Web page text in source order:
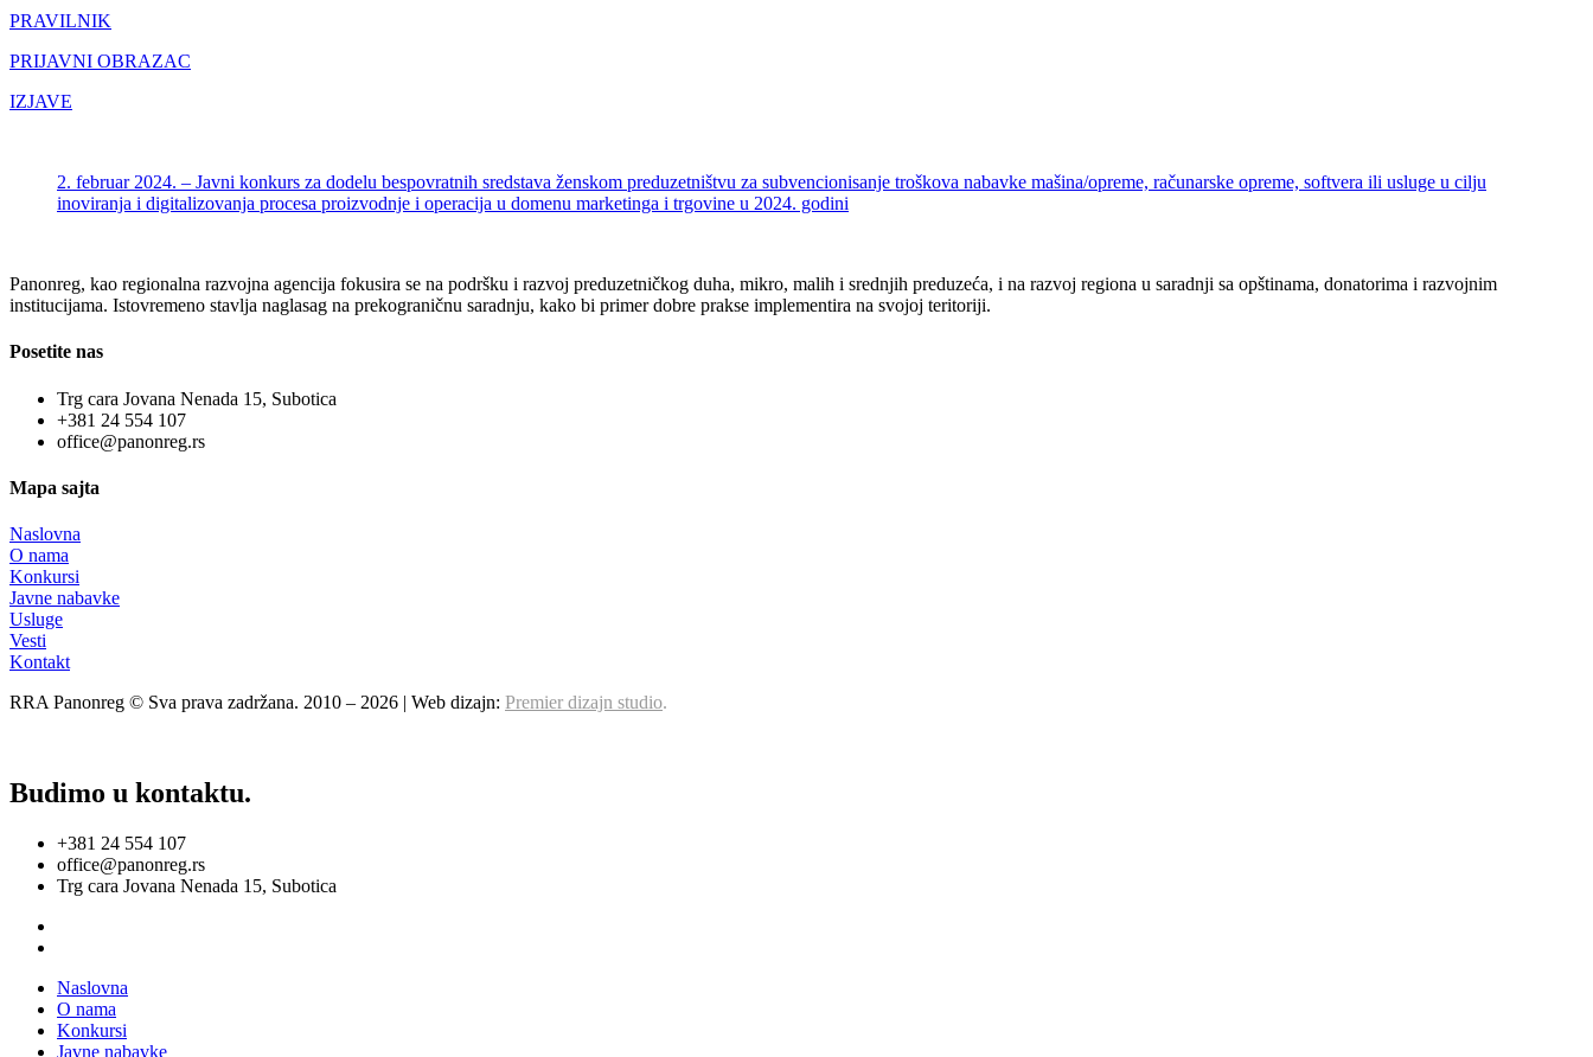
PRAVILNIK
PRIJAVNI OBRAZAC
IZJAVE
2. februar 2024. – Javni konkurs za dodelu bespovratnih sredstava ženskom preduzetništvu za subvencionisanje troškova nabavke mašina/opreme, računarske opreme, softvera ili usluge u cilju
inoviranja i digitalizovanja procesa proizvodnje i operacija u domenu marketinga i trgovine u 2024. godini
Panonreg, kao regionalna razvojna agencija fokusira se na podršku i razvoj preduzetničkog duha, mikro, malih i srednjih preduzeća, i na razvoj regiona u saradnji sa opštinama, donatorima i razvojnim
institucijama. Istovremeno stavlja naglasag na prekograničnu saradnju, kako bi primer dobre prakse implementira na svojoj teritoriji.
Posetite nas
Trg cara Jovana Nenada 15, Subotica
+381 24 554 107
office@panonreg.rs
Mapa sajta
Naslovna
O nama
Konkursi
Javne nabavke
Usluge
Vesti
Kontakt
RRA Panonreg © Sva prava zadržana. 2010 – 2026 | Web dizajn: Premier dizajn studio.
Budimo u kontaktu.
+381 24 554 107
office@panonreg.rs
Trg cara Jovana Nenada 15, Subotica
Naslovna
O nama
Konkursi
Javne nabavke